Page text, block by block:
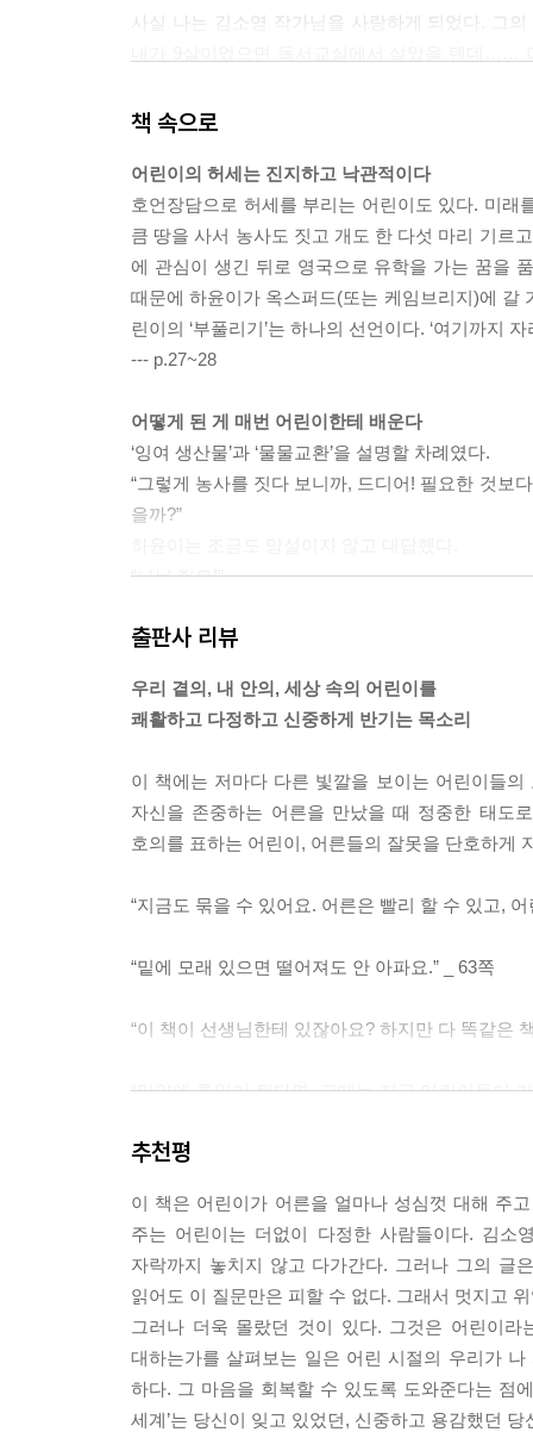
사실 나는 김소영 작가님을 사랑하게 되었다. 그
아는 것이 저의 큰 영광입니다."(9쪽)
어린이라는 세계는 나의 세계였기도 하다. 지금
시기를 추억하게 한다. 부모님과 함께 자다 처음
전 시멘트로 매립돼 주차장이 됐다), 내 형제는 내
추억들에서 나아가 어린 나를 보듬어 주기도 한
않는다. 이해할 수 없거나 미웠던 어른들의 행동이
“참 단정하고 믿음직스럽구나.”라는 칭찬은(방과
안의 어린이를 어루만져 줄 수 있구나. 어린이라는
어른의 역할은 뭘까? 책은 아이들과의 다정한 에
아이들이 사는 화려한 집이 거리낌 없이 노출되
구석구석의 세계가 확장된다. 곁에 있는 어린이,
책 속으로
어린이의 허세는 진지하고 낙관적이다
호언장담으로 허세를 부리는 어린이도 있다. 미래
큼 땅을 사서 농사도 짓고 개도 한 다섯 마리 기르
에 관심이 생긴 뒤로 영국으로 유학을 가는 꿈을
때문에 하윤이가 옥스퍼드(또는 케임브리지)에 갈
린이의 ‘부풀리기’는 하나의 선언이다. ‘여기까지
--- p.27~28
어떻게 된 게 매번 어린이한테 배운다
‘잉여 생산물’과 ‘물물교환’을 설명할 차례였다.
“그렇게 농사를 짓다 보니까, 드디어! 필요한 것보
을까?”
“나눠 줘요!”
다. (…) 칠판에 “서로 몸이 달라도 자”라고 썼다. 내
“아! 알았다!”
유일한 답이라는 듯, 예지는 이렇게 썼다.
--- p.31~36
어린이의 품위
로 볼 때 정중한 대접을 받는 어린이는 점잖게 행
는 ‘이상하다’고 느꼈으면 좋겠다. 사실 내가 진짜
어린이들이 그럴 것이다. 어린이도 볼 수 있는 프
기는 모습을, 함께 노는 즐거움을, 다양한 가족의
주면 좋겠다. 세상이 멋진 집이라고 어린이를 안심
--- p.101~102
이름 모를 어른의 작은 호의
“그 여성분이요, 저를 처음 보셨을 수도 있잖아요.
가니?’ 하고 물어보시는 거예요. 그래서 제가 ‘네’
나는 왠지 조마조마했다. 혹시 주이가 모르는 사
출판사 리뷰
우리 곁의, 내 안의, 세상 속의 어린이를
쾌활하고 다정하고 신중하게 반기는 목소리
이 책에는 저마다 다른 빛깔을 보이는 어린이들
자신을 존중하는 어른을 만났을 때 정중한 태도
호의를 표하는 어린이, 어른들의 잘못을 단호하
“지금도 묶을 수 있어요. 어른은 빨리 할 수 있고,
“밑에 모래 있으면 떨어져도 안 아파요.” _ 63쪽
“이 책이 선생님한테 있잖아요? 하지만 다 똑같은
“만약에 통일이 된다면, 그때는 지금 어린이들이
231쪽
특별한 어린이들이 하필 김소영 앞에만 나타난 것
기록해 두었던 것이다. 이 책 속의 어린이들은 누
사람의 개인으로서 등장한다. 김소영은 어린이를
우리 곁에 ‘있음’을 드러낸다. 낑낑대며 신발 끈
조금 서툴고 느리더라도 자기 몫의 생활을 살뜰
어린이들을 반기는 김소영의 목소리는 독자의 세
추천평
이 책은 어린이가 어른을 얼마나 성심껏 대해 주
주는 어린이는 더없이 다정한 사람들이다. 김
자락까지 놓치지 않고 다가간다. 그러나 그의 글
읽어도 이 질문만은 피할 수 없다. 그래서 멋지고
그러나 더욱 몰랐던 것이 있다. 그것은 어린이
대하는가를 살펴보는 일은 어린 시절의 우리가
하다. 그 마음을 회복할 수 있도록 도와준다는 점
세계’는 당신이 잊고 있었던, 신중하고 용감했던 당